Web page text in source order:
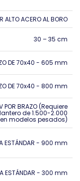
ALTO ACERO AL BORO
30 – 35 cm
DE 70x40 - 605 mm
DE 70x40 - 800 mm
POR BRAZO (Requiere
de 1.500-2.000
modelos pesados)
ESTÁNDAR - 900 mm
ESTÁNDAR - 300 mm